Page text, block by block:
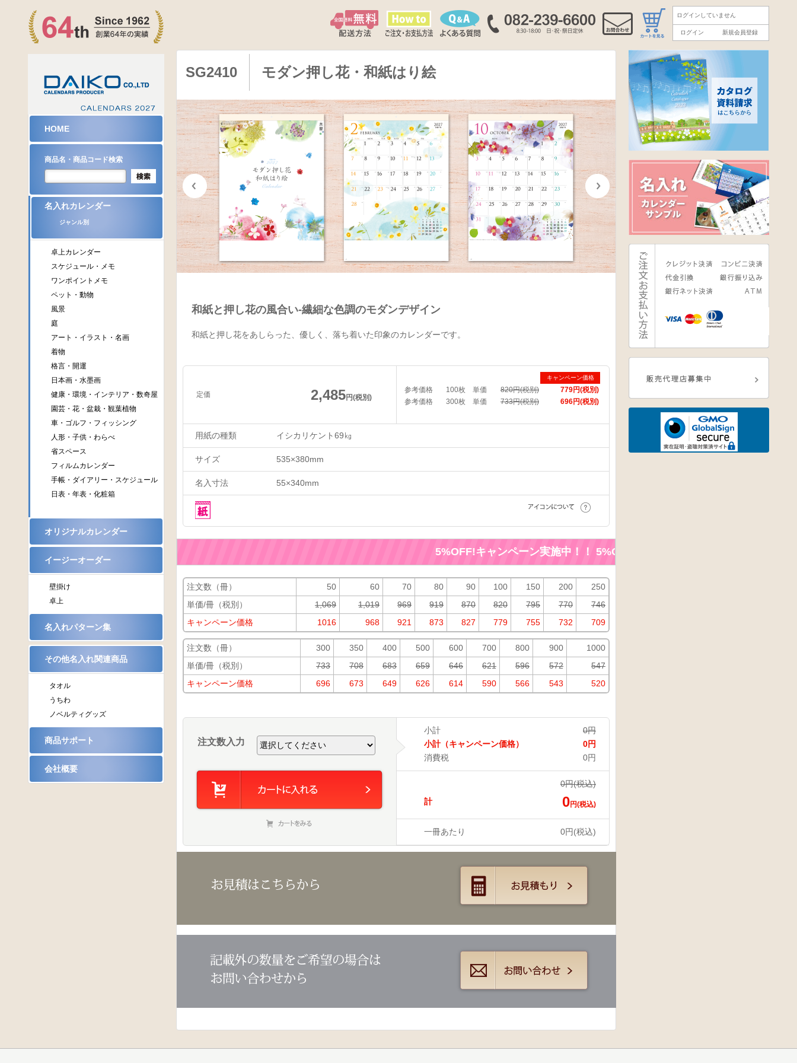
ログインしていません
ログイン 新規会員登録
SG2410 モダン押し花・和紙はり絵
和紙と押し花の風合い-繊細な色調のモダンデザイン
和紙と押し花をあしらった、優しく、落ち着いた印象のカレンダーです。
定価 2,485円(税別)
キャンペーン価格
参考価格 100枚 単価 820円(税別)
779円(税別)
参考価格
300枚 単価 733円(税別) 696円(税別)
用紙の種類 イシカリケント69㎏
サイズ 535×380mm
名入寸法 55×340mm
5%OFF!キャンペーン実施中！！ 5%OFF!キャンペーン実施中！！ 5%OFF!キ
注文数（冊） 50 60 70 80 90 100 150 200
250
単価/冊（税別）
1,069 1,019 969 919 870 820 795 770
746
キャンペーン価格
1016 968 921 873 827 779 755 732 709
注文数（冊） 300 350 400 500 600 700 800 900
1000
単価/冊（税別）
733 708 683 659 646 621 596 572
547
キャンペーン価格
696 673 649 626 614 590 566 543 520
注文数入力
小計 0円
小計（キャンペーン価格）
0円
消費税
0円
0円(税込)
計
0円(税込)
一冊あたり 0円(税込)
HOME
商品名・商品コード検索
名入れカレンダー
ジャンル別
卓上カレンダー
スケジュール・メモ
ワンポイントメモ
ペット・動物
風景
庭
アート・イラスト・名画
着物
格言・開運
日本画・水墨画
健康・環境・インテリア・数奇屋
園芸・花・盆栽・観葉植物
車・ゴルフ・フィッシング
人形・子供・わらべ
省スペース
フィルムカレンダー
手帳・ダイアリー・スケジュール
日表・年表・化粧箱
オリジナルカレンダー
イージーオーダー
壁掛け
卓上
名入れパターン集
その他名入れ関連商品
タオル
うちわ
ノベルティグッズ
商品サポート
会社概要